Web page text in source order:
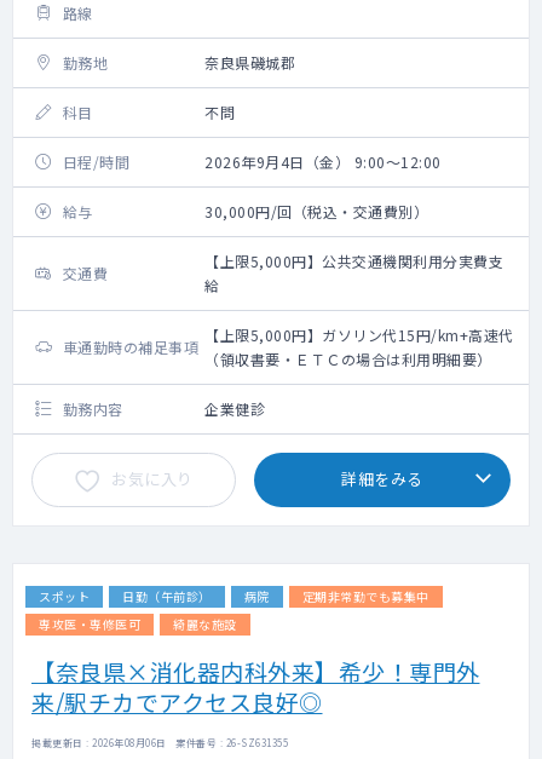
路線
勤務地 奈良県磯城郡
科目 不問
日程/時間 2026年9月4日（金） 9:00～12:00
給与 30,000円/回（税込・交通費別）
交通費
【上限5,000円】公共交通機関利用分実費支
給
車通勤時の補足事項
【上限5,000円】ガソリン代15円/km+高速代
（領収書要・ＥＴＣの場合は利用明細要）
勤務内容 企業健診
お気に入り 詳細をみる
スポット 日勤（午前診） 病院
定期非常勤でも募集中
専攻医・専修医可
綺麗な施設
【奈良県×消化器内科外来】希少！専門外
来/駅チカでアクセス良好◎
掲載更新日 : 2026年08月06日 案件番号 : 26-SZ631355